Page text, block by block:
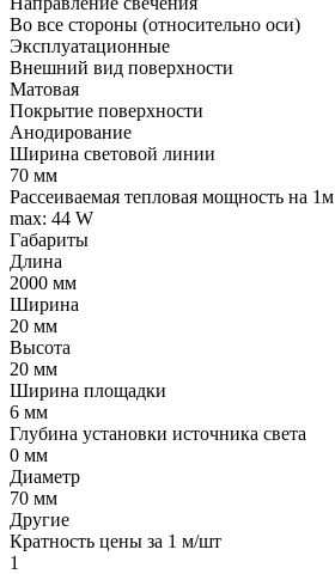
Во все стороны (относительно оси)
Эксплуатационные
Внешний вид поверхности
Матовая
Покрытие поверхности
Анодирование
Ширина световой линии
70 мм
Рассеиваемая тепловая мощность на 1м
max: 44 W
Габариты
Длина
2000 мм
Ширина
20 мм
Высота
20 мм
Ширина площадки
6 мм
Глубина установки источника света
0 мм
Диаметр
70 мм
Другие
Кратность цены за 1 м/шт
1